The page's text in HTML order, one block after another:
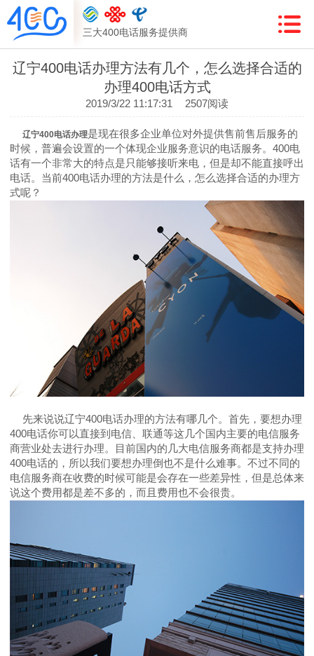
三大400电话服务提供商
辽宁400电话办理方法有几个，怎么选择合适的
办理400电话方式
2019/3/22 11:17:31 2507阅读
辽宁400电话办理是现在很多企业单位对外提供售前售后服务的
时候，普遍会设置的一个体现企业服务意识的电话服务。400电
话有一个非常大的特点是只能够接听来电，但是却不能直接呼出
电话。当前400电话办理的方法是什么，怎么选择合适的办理方
式呢？
先来说说辽宁400电话办理的方法有哪几个。首先，要想办理
400电话你可以直接到电信、联通等这几个国内主要的电信服务
商营业处去进行办理。目前国内的几大电信服务商都是支持办理
400电话的，所以我们要想办理倒也不是什么难事。不过不同的
电信服务商在收费的时候可能是会存在一些差异性，但是总体来
说这个费用都是差不多的，而且费用也不会很贵。